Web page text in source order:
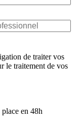
de traiter vos
le traitement de vos
en 48h